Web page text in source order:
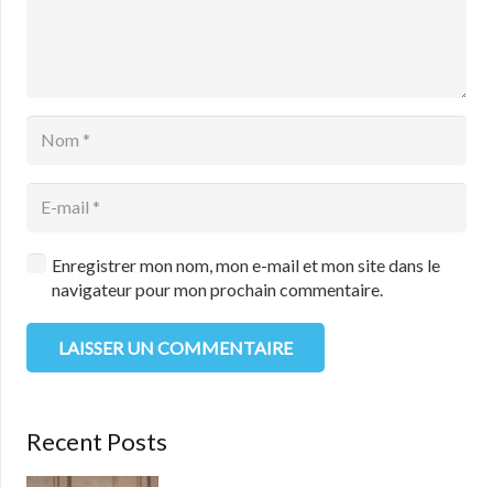
Enregistrer mon nom, mon e-mail et mon site dans le
navigateur pour mon prochain commentaire.
LAISSER UN COMMENTAIRE
Recent Posts